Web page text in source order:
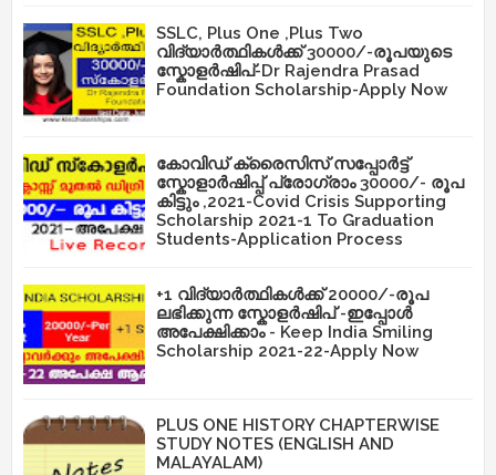
SSLC, Plus One ,Plus Two
വിദ്യാർത്ഥികൾക്ക് 30000/-രൂപയുടെ
സ്കോളർഷിപ്-Dr Rajendra Prasad
Foundation Scholarship-Apply Now
കോവിഡ് ക്രൈസിസ് സപ്പോർട്ട്
സ്കോളാർഷിപ്പ് പ്രോഗ്രാം 30000/- രൂപ
കിട്ടും ,2021-Covid Crisis Supporting
Scholarship 2021-1 To Graduation
Students-Application Process
+1 വിദ്യാർത്ഥികൾക്ക് 20000/-രൂപ
ലഭിക്കുന്ന സ്കോളർഷിപ് -ഇപ്പോൾ
അപേക്ഷിക്കാം - Keep India Smiling
Scholarship 2021-22-Apply Now
PLUS ONE HISTORY CHAPTERWISE
STUDY NOTES (ENGLISH AND
MALAYALAM)